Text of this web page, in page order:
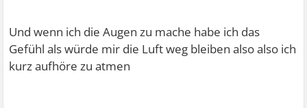
Und wenn ich die Augen zu mache habe ich das
Gefühl als würde mir die Luft weg bleiben also also ich
kurz aufhöre zu atmen